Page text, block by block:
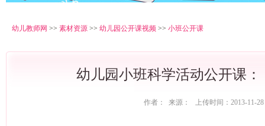
幼儿教师网 >> 素材资源 >> 幼儿园公开课视频 >> 小班公开课
幼儿园小班科学活动公开课：
作者： 来源： 上传时间：2013-11-28